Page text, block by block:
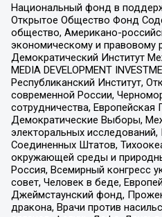
Национальный фонд в
Открытое Общество Фонд
общество, Американо-
экономическому и правовому
Демократический Институт
MEDIA DEVELOPMENT
Республиканский Институт,
современной России,
сотрудничества, Европейская
Демократические Выборы,
электоральных
Соединенных Штатов,
окружающей среды и
Россия, Всемирный конгресс
совет, Человек в беде,
Джеймстаунский фонд,
дракона, Врачи против